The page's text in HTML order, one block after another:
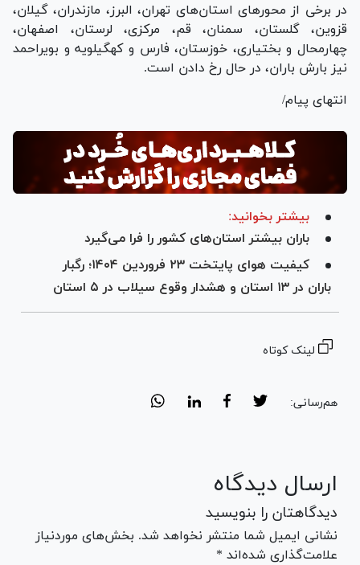
در برخی از محور‌های استان‌های تهران، البرز، مازندران، گیلان،
قزوین، گلستان، سمنان، قم، مرکزی، لرستان، اصفهان،
چهارمحال و بختیاری، خوزستان، فارس و کهگیلویه و بویراحمد
نیز بارش باران، در حال رخ دادن است.
انتهای پیام/
بیشتر بخوانید:
باران بیشتر استان‌های کشور را فرا می‌گیرد
کیفیت هوای پایتخت ۲۳ فروردین ۱۴۰۴؛ رگبار
باران در ۱۳ استان و هشدار وقوع سیلاب در ۵ استان
لینک کوتاه
هم‌رسانی:
ارسال دیدگاه
دیدگاهتان را بنویسید
نشانی ایمیل شما منتشر نخواهد شد. بخش‌های موردنیاز
علامت‌گذاری شده‌اند *